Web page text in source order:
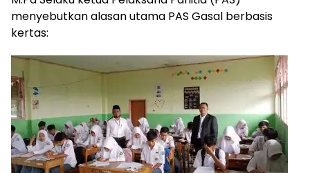
menyebutkan alasan utama PAS Gasal berbasis
kertas: